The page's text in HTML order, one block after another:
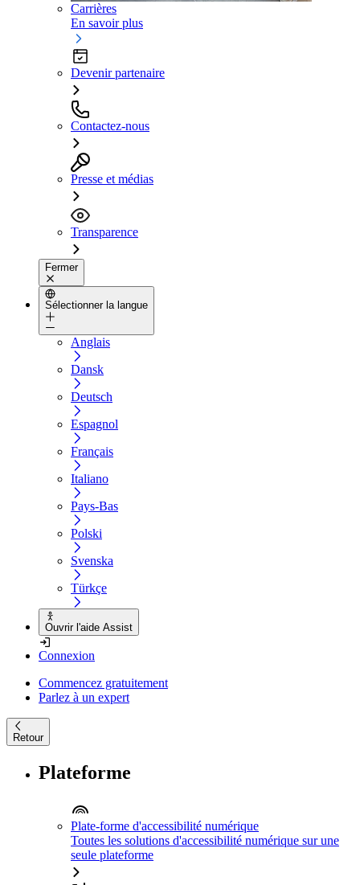
Carrières
En savoir plus
Devenir partenaire
Contactez-nous
Presse et médias
Transparence
Fermer
Sélectionner la langue
Anglais
Dansk
Deutsch
Espagnol
Français
Italiano
Pays-Bas
Polski
Svenska
Türkçe
Ouvrir l'aide Assist
Connexion
Commencez gratuitement
Parlez à un expert
Retour
Plateforme
Plate-forme d'accessibilité numérique
Toutes les solutions d'accessibilité numérique sur une
seule plateforme